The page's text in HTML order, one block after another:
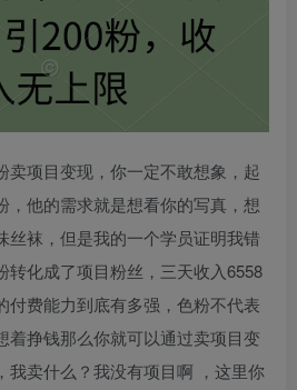
卖项目变现，你一定不敢想象，起
，他的需求就是想看你的写真，想
丝袜，但是我的一个学员证明我错
转化成了项目粉丝，三天收入6558
付费能力到底有多强，色粉不代表
着挣钱那么你就可以通过卖项目变
我卖什么？我没有项目啊 ，这里你